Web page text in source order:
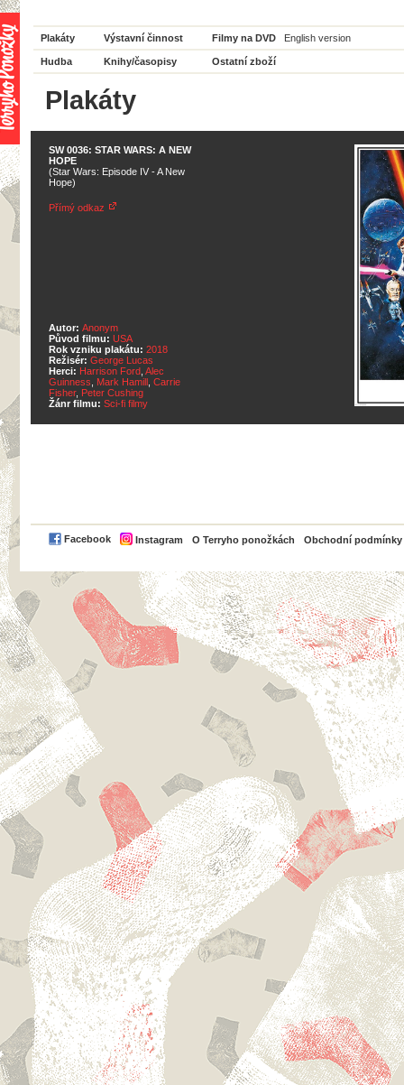
Plakáty Výstavní činnost Filmy na DVD English version
Hudba Knihy/časopisy Ostatní zboží
Plakáty
SW 0036: STAR WARS: A NEW
HOPE
(Star Wars: Episode IV - A New
Hope)
Přímý odkaz
Autor: Anonym
Původ filmu: USA
Rok vzniku plakátu: 2018
Režisér: George Lucas
Herci: Harrison Ford Alec
Guinness
Mark Hamill Carrie
Fisher, Peter Cushing
Žánr filmu: Sci-fi filmy
Facebook Instagram O Terryho ponožkách Obchodní podmínky
PayPal